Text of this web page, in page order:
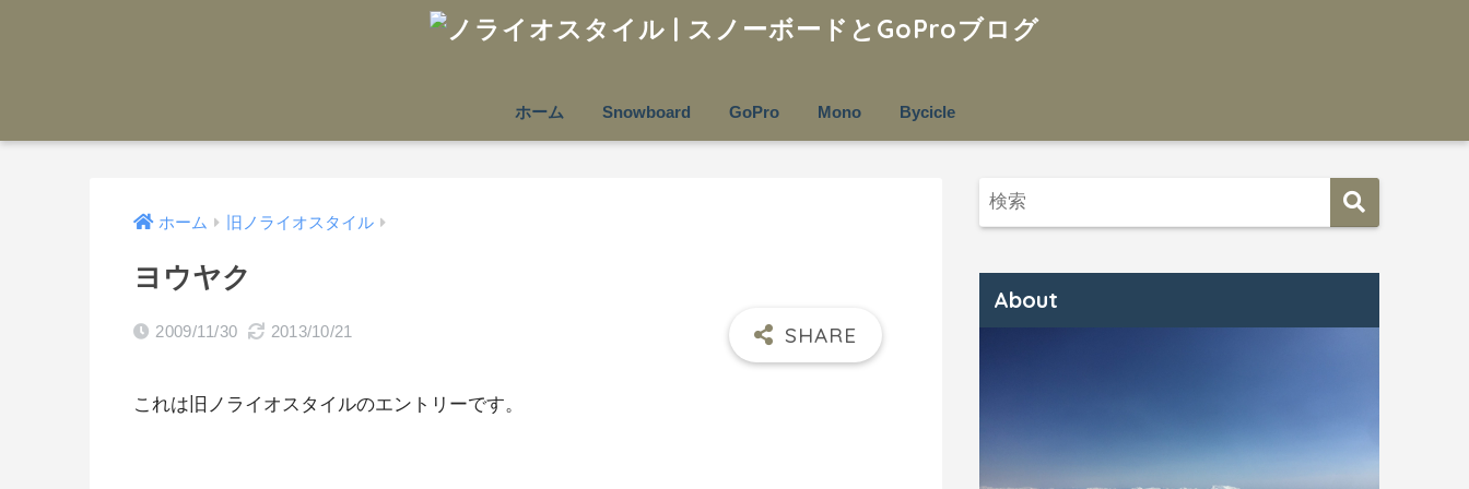
ホーム Snowboard GoPro Mono Bycicle
ホーム 旧ノライオスタイル
ヨウヤク
2009/11/30 2013/10/21
これは旧ノライオスタイルのエントリーです。
About